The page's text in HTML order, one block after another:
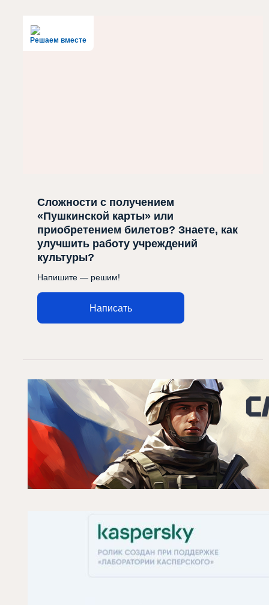
Решаем вместе
Сложности с получением
«Пушкинской карты» или
приобретением билетов? Знаете, как
улучшить работу учреждений
культуры?
Напишите — решим!
Написать